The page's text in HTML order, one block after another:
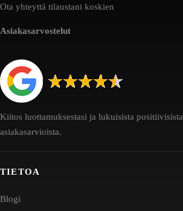
Ota yhteyttä tilaustani koskien
Asiakasarvostelut
Kiitos luottamuksestasi ja lukuisista positiivisista
asiakasarvioista.
TIETOA
Blogi